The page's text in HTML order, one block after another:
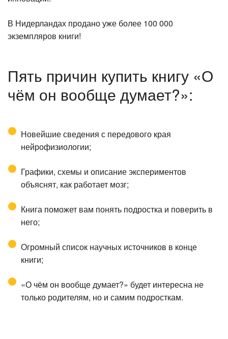
В Нидерландах продано уже более 100 000
экземпляров книги!
Пять причин купить книгу «О
чём он вообще думает?»:
Новейшие сведения с передового края
нейрофизиологии;
Графики, схемы и описание экспериментов
объяснят, как работает мозг;
Книга поможет вам понять подростка и поверить в
него;
Огромный список научных источников в конце
книги;
«О чём он вообще думает?» будет интересна не
только родителям, но и самим подросткам.